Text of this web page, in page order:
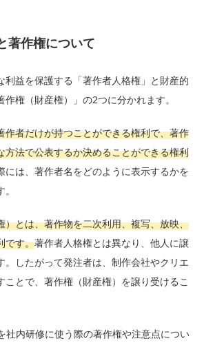
著作権について
利益を保護する「著作者人格権」と財産的
権（財産権）」の2つに分かれます。
作者だけが持つことができる権利で、著作
方法で公表するか決めることができる権利
には、著作者名をどのように表示するかを
）とは、著作物を二次利用、複写、放映、
です。著作者人格権とは異なり、他人に譲
。したがって発注者は、制作会社やクリエ
ことで、著作権（財産権）を譲り受けるこ
社内研修に使う際の著作権や注意点につい